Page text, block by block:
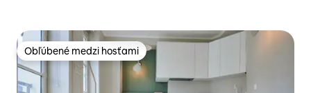
Obľúbené medzi hosťami
Obľúbené medzi hosťami